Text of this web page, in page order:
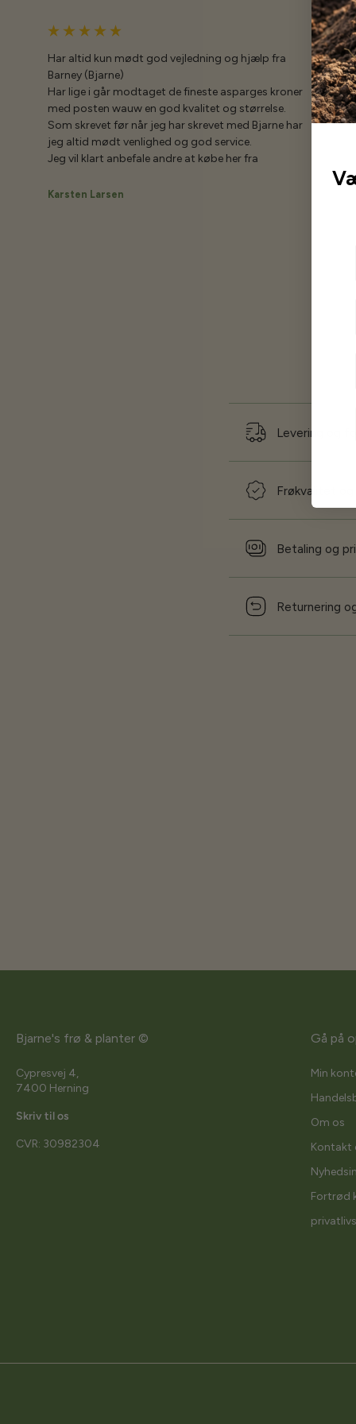
Har altid kun mødt god vejledning og hjælp fra
Barney (Bjarne)
Har lige i går modtaget de fineste asparges kroner
med posten wauw en god kvalitet og størrelse.
Som skrevet før når jeg har skrevet med Bjarne har
jeg altid mødt venlighed og god service.
Jeg vil klart anbefale andre at købe her fra
Karsten Larsen
Levering og
Frøkvalitet og
Betaling og
Returnering
Bjarne's frø & planter ©
Cypresvej 4,
7400 Herning
Skriv til os
CVR: 30982304
Gå på
Min
Om os
Kontakt
Fortrød